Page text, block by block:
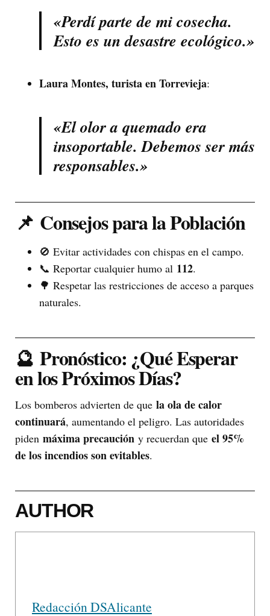
«Perdí parte de mi cosecha.
Esto es un desastre ecológico.»
Laura Montes, turista en Torrevieja:
«El olor a quemado era
insoportable. Debemos ser más
responsables.»
📌 Consejos para la Población
🚫 Evitar actividades con chispas en el campo.
📞 Reportar cualquier humo al 112.
🌳 Respetar las restricciones de acceso a parques
naturales.
🔮 Pronóstico: ¿Qué Esperar
en los Próximos Días?
Los bomberos advierten de que la ola de calor
continuará, aumentando el peligro. Las autoridades
piden máxima precaución y recuerdan que el 95%
de los incendios son evitables.
AUTHOR
Redacción DSAlicante